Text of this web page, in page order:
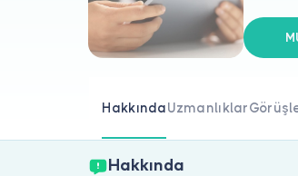
HakkındaUzmanlıklar
Hakkında